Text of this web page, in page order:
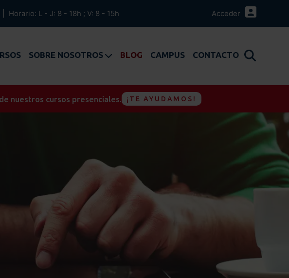
Horario: L - J: 8 - 18h ; V: 8 - 15h Acceder
SOBRE NOSOTROS BLOG CAMPUS CONTACTO
nuestros cursos presenciales. ¡TE AYUDAMOS!